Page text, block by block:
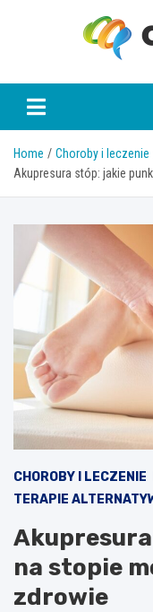
Home
Choroby i leczenie
Akupresura stóp: jakie
CHOROBY I LECZENIE
TERAPIE
na stopie
zdrowie